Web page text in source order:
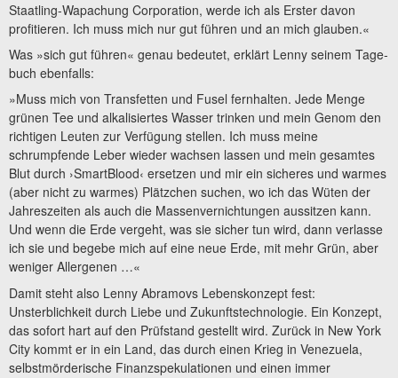
Staatling-Wapachung Corporation, werde ich als Erster davon
profitieren. Ich muss mich nur gut führen und an mich glauben.«
Was »sich gut führen« genau bedeutet, erklärt Lenny seinem Tage­
buch ebenfalls:
»Muss mich von Transfetten und Fusel fernhalten. Jede Menge
grünen Tee und alkalisiertes Wasser trinken und mein Genom den
richtigen Leuten zur Verfügung stellen. Ich muss meine
schrumpfende Leber wieder wachsen lassen und mein gesamtes
Blut durch ›SmartBlood‹ ersetzen und mir ein sicheres und warmes
(aber nicht zu warmes) Plätzchen suchen, wo ich das Wüten der
Jahreszeiten als auch die Massenvernichtungen aussitzen kann.
Und wenn die Erde vergeht, was sie sicher tun wird, dann verlasse
ich sie und begebe mich auf eine neue Erde, mit mehr Grün, aber
weniger Allergenen …«
Damit steht also Lenny Abramovs Lebenskonzept fest:
Unsterblichkeit durch Liebe und Zukunftstechnologie. Ein Konzept,
das sofort hart auf den Prüfstand gestellt wird. Zurück in New York
City kommt er in ein Land, das durch einen Krieg in Venezuela,
selbstmörderische Finanzspekulationen und einen immer